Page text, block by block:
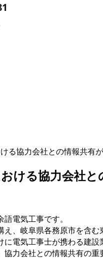
る協力会社との情報共有
ける協力会社
電気工事です。
、岐阜県各務原市を含む
電気工事士が携わる建設
力会社との情報共有の重